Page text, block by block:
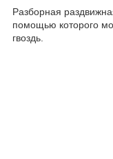
Разборная
помощью которого
гвоздь.